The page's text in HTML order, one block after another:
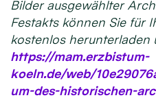
Bilder ausgewählter
Festakts können Sie für
kostenlos herunterladen
https://mam.erzbistum-
koeln.de/web/
um-des-historischen-